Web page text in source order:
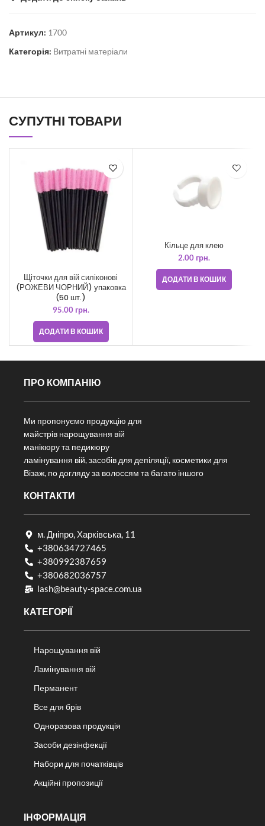
Артикул: 1700
Категорія: Витратні матеріали
СУПУТНІ ТОВАРИ
Щіточки для вій силіконові
(РОЖЕВИ ЧОРНИЙ) упаковка
(50 шт.)
95.00 грн.
ДОДАТИ В КОШИК
Кільце для клею
2.00 грн.
ДОДАТИ В КОШИК
ПРО КОМПАНІЮ
Ми пропонуємо продукцію для
майстрів нарощування вій
манікюру та педикюру
ламінування вій, засобів для депіляції, косметики для
Візаж, по догляду за волоссям та багато іншого
КОНТАКТИ
м. Дніпро, Харківська, 11
+380634727465
+380992387659
+380682036757​
lash@beauty-space.com.ua
КАТЕГОРІЇ
Нарощування вій
Ламінування вій
Перманент
Все для брів
Одноразова продукція
Засоби дезінфекції
Набори для початківців
Акційні пропозиції
ІНФОРМАЦІЯ